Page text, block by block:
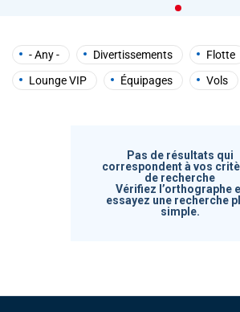
and
interact
with
the
content.
- Any - Divertissements Flotte
Lounge VIP
Équipages Vols
Pas de résultats qui
correspondent à vos
de recherche
Vérifiez l’orthographe
essayez une recherche
simple.